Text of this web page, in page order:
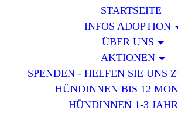
STARTSEITE
INFOS ADOPTION
ÜBER UNS
AKTIONEN
SPENDEN - HELFEN SIE UNS
HÜNDINNEN BIS 12
HÜNDINNEN 1-3